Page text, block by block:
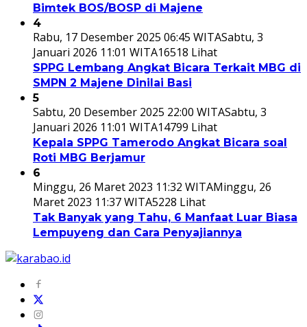
Bimtek BOS/BOSP di Majene
4
Rabu, 17 Desember 2025 06:45 WITASabtu, 3
Januari 2026 11:01 WITA16518 Lihat
SPPG Lembang Angkat Bicara Terkait MBG di
SMPN 2 Majene Dinilai Basi
5
Sabtu, 20 Desember 2025 22:00 WITASabtu, 3
Januari 2026 11:01 WITA14799 Lihat
Kepala SPPG Tamerodo Angkat Bicara soal
Roti MBG Berjamur
6
Minggu, 26 Maret 2023 11:32 WITAMinggu, 26
Maret 2023 11:37 WITA5228 Lihat
Tak Banyak yang Tahu, 6 Manfaat Luar Biasa
Lempuyeng dan Cara Penyajiannya